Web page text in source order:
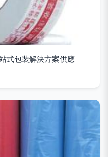
式包裝解決方案供應